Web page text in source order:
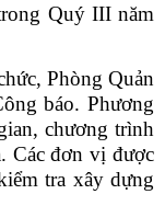
Quý III năm
Phòng Quản
báo. Phương
chương trình
Các đơn vị được
tra xây dựng